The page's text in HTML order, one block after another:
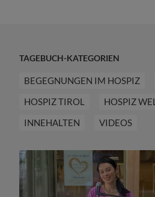
TAGEBUCH-KATEGORIEN
BEGEGNUNGEN IM HOSPIZ
HOSPIZ TIROL
HOSPIZ
INNEHALTEN
VIDEOS